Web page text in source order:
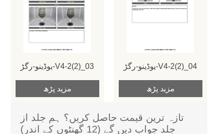
یوڈینو-رگڑ-V4-2(2)_03
مزید پڑھ
یوڈینو-رگڑ-V4-2(2)_04
مزید پڑھ
تازہ ترین قیمت حاصل کریں؟ ہم جلد از
جلد جواب دیں گے (12 گھنٹوں کے اندر)